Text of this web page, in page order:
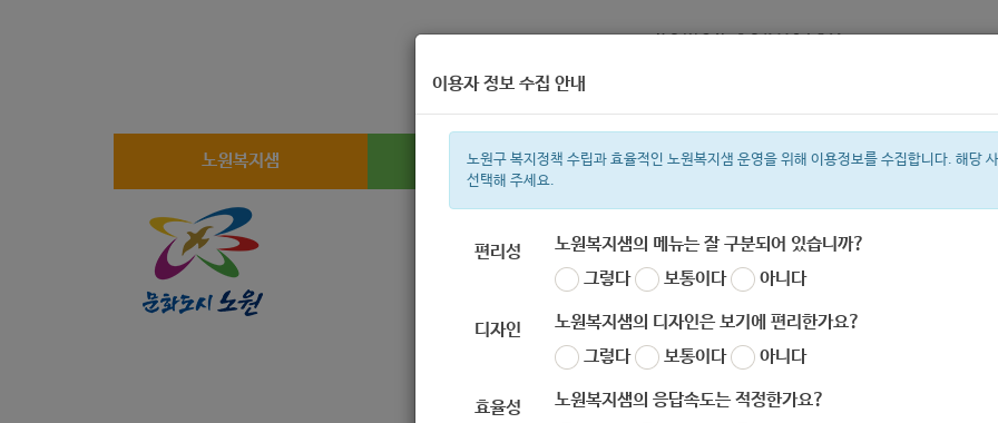
노원복지샘 복지정보 복지서비스 신청 복지
복지관 지원금 이용시설 ìº 성민복지관
이용자 정보 수집 안내
노원구 복지정책 수립과 효율적인 노원복지샘 운영을 위해 이용정보를 수집합니다. 해당
선택해 주세요.
편리성
노원복지샘의 메뉴는 잘 구분되어 있습니까?
그렇다
보통이다 아니다
디자인
노원복지샘의 디자인은 보기에 편리한가요?
그렇다
보통이다 아니다
효율성
노원복지샘의 응답속도는 적정한가요?